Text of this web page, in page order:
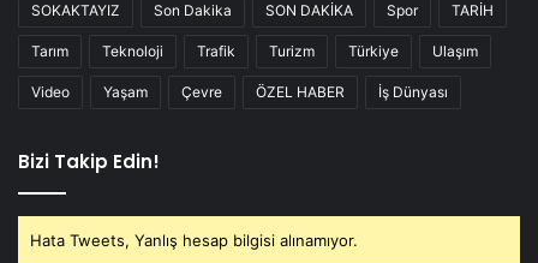
SOKAKTAYIZ Son Dakika SON DAKİKA Spor TARİH
Tarım Teknoloji Trafik Turizm Türkiye Ulaşım
Video Yaşam Çevre ÖZEL HABER İş Dünyası
Bizi Takip Edin!
Hata Tweets, Yanlış hesap bilgisi alınamıyor.